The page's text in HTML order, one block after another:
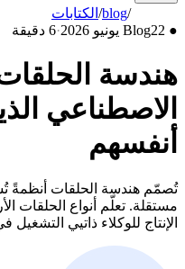
الكتابات/blog
●
Blog22 يونيو 2026 ·6 دقيقة
هندسة الحلقات:
الاصطناعي
أنفسهم
تُصمّم هندسة الحلقات أنظمةً
مستقلة. تعلّم أنواع الحلقات
الإنتاج للوكلاء ذاتيي التشغيل في 2026.